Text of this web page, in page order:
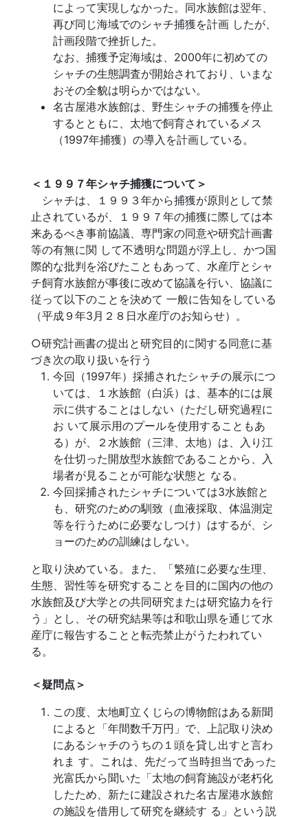
によって実現しなかった。同水族館は翌年、
再び同じ海域でのシャチ捕獲を計画 したが、
計画段階で挫折した。
なお、捕獲予定海域は、2000年に初めての
シャチの生態調査が開始されており、いまな
おその全貌は明らかではない。
名古屋港水族館は、野生シャチの捕獲を停止
するとともに、太地で飼育されているメス
（1997年捕獲）の導入を計画している。
＜１９９７年シャチ捕獲について＞
シャチは、１９９３年から捕獲が原則として禁
止されているが、１９９７年の捕獲に際しては本
来あるべき事前協議、専門家の同意や研究計画書
等の有無に関 して不透明な問題が浮上し、かつ国
際的な批判を浴びたこともあって、水産庁とシャ
チ飼育水族館が事後に改めて協議を行い、協議に
従って以下のことを決めて 一般に告知をしている
（平成９年3月２８日水産庁のお知らせ）。
○研究計画書の提出と研究目的に関する同意に基
づき次の取り扱いを行う
今回（1997年）採捕されたシャチの展示につ
いては、１水族館（白浜）は、基本的には展
示に供することはしない（ただし研究過程に
お いて展示用のプールを使用することもあ
る）が、２水族館（三津、太地）は、入り江
を仕切った開放型水族館であることから、入
場者が見ることが可能な状態と なる。
今回採捕されたシャチについては3水族館と
も、研究のための馴致（血液採取、体温測定
等を行うために必要なしつけ）はするが、シ
ョーのための訓練はしない。
と取り決めている。また、「繁殖に必要な生理、
生態、習性等を研究することを目的に国内の他の
水族館及び大学との共同研究または研究協力を行
う」とし、その研究結果等は和歌山県を通じて水
産庁に報告することと転売禁止がうたわれてい
る。
＜疑問点＞
この度、太地町立くじらの博物館はある新聞
によると「年間数千万円」で、上記取り決め
にあるシャチのうちの１頭を貸し出すと言わ
れま す。これは、先だって当時担当であった
光富氏から聞いた「太地の飼育施設が老朽化
したため、新たに建設された名古屋港水族館
の施設を借用して研究を継続す る」という説